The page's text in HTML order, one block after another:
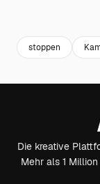
stoppen
Die kreative
Mehr als 1